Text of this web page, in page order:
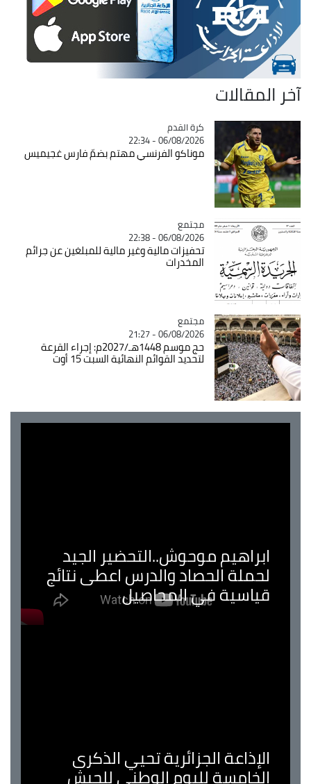
آخر المقالات
Catégorie
كرة القدم
06/08/2026 - 22:34
موناكو الفرنسي مهتم بضمّ فارس غجيميس
Catégorie
مجتمع
06/08/2026 - 22:38
تحفيزات مالية وغير مالية للمبلغين عن جرائم
المخدرات
Catégorie
مجتمع
06/08/2026 - 21:27
حج موسم 1448هـ/2027م: إجراء القرعة
لتحديد القوائم النهائية السبت 15 أوت
ابراهيم موحوش..التحضير الجيد
لحملة الحصاد والدرس اعطى نتائج
قياسية في المحاصيل
الإذاعة الجزائرية تحيي الذكرى
الخامسة لليوم الوطني للجيش